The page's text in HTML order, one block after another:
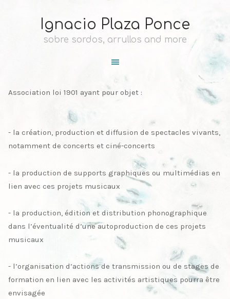
Ignacio Plaza Ponce
sobre sordos, arrullos and more
Association loi 1901 ayant pour objet :
- la création, production et diffusion de spectacles vivants,
notamment de concerts et ciné-concerts
- la production de supports graphiques ou multimédias en
lien avec ces projets musicaux
- la production, édition et distribution phonographique
dans l’éventualité d’une autoproduction de ces projets
musicaux
- l’organisation d’actions de transmission ou de stages de
formation en lien avec les activités artistiques pourra être
envisagée